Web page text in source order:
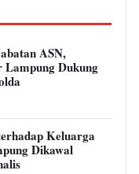
ASN,
Dukung
Keluarga
Dikawal